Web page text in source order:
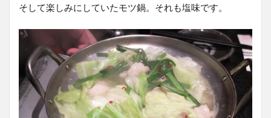
そして楽しみにしていたモツ鍋。それも塩味です。